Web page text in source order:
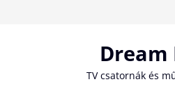
Dream
TV csatornák és